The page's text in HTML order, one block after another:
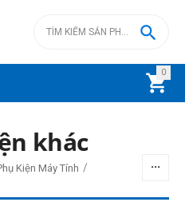
0


khác
Kiện Máy Tính /